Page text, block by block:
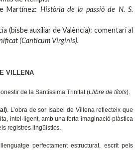
Martínez: Història de la passió de N. S.
(bisbe auxiliar de València): comentari al
(Canticum Virginis).
VILLENA
de la Santíssima Trinitat (Llibre de títols).
. L’obra de sor Isabel de Villena reflecteix que
intel·ligent, amb una forta imaginació plàstica
registres lingüístics.
perfectament estructurat, escrit pels